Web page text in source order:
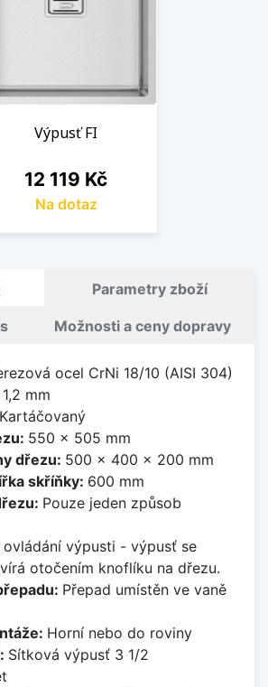
Výpusť FI
Cena
12 119 Kč
Na dotaz
Parametry zboží
Možnosti a ceny dopravy
ocel CrNi 18/10 (AISI 304)
1,2 mm
Kartáčovaný
550 x 505 mm
dřezu: 500 x 400 x 200 mm
skříňky: 600 mm
Pouze jeden způsob
ovládání výpusti - výpusť se
otočením knoflíku na dřezu.
Přepad umístěn ve vaně
Horní nebo do roviny
Sítková výpusť 3 1/2